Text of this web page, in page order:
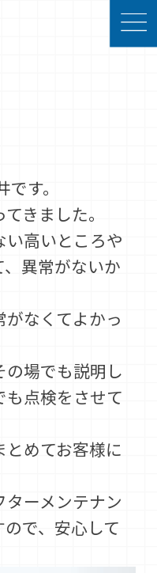
す。
きました。
高いところや
異常がないか
なくてよかっ
場でも説明し
も点検をさせて
めてお客様に
ーメンテナン
で、安心して